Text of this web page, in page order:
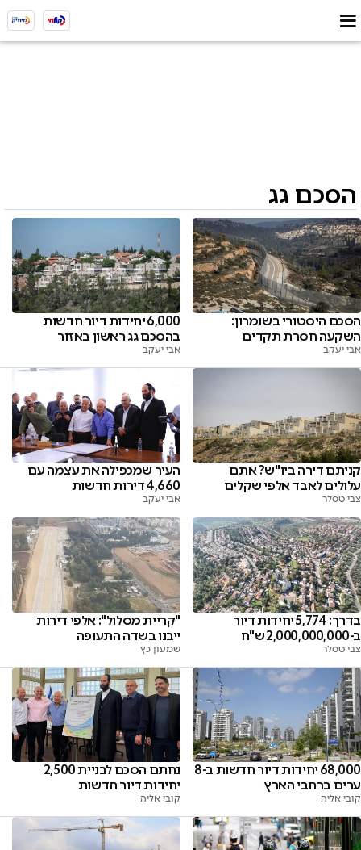
הסכם גג
הסכם היסטורי בשומרון:
השקעה חסרת תקדים
אבי יעקב
6,000 יחידות דיור חדשות
בהסכם גג ראשון באזור
אבי יעקב
קניתם דירה ביו"ש? אתם
עלולים לאבד אלפי שקלים
צבי טסלר
העיר שמכפילה את עצמה עם
4,660 דירות חדשות
אבי יעקב
בדרך: 5,774 יחידות דיור
ב-2,000,000,000 ש"ח
צבי טסלר
"קריית מסלול": אלפי דירות
ייבנו בשדה התעופה
שמעון כץ
68,000 יחידות דיור חדשות ב-8
ערים ברחבי הארץ
קובי אליה
נחתם הסכם לבניית 2,500
יחידות דיור חדשות
קובי אליה